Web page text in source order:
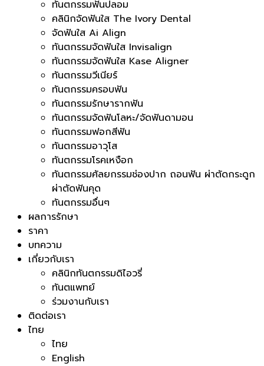
ทันตกรรมฟันปลอม
คลินิกจัดฟันใส The Ivory Dental
จัดฟันใส Ai Align
ทันตกรรมจัดฟันใส Invisalign
ทันตกรรมจัดฟันใส Kase Aligner
ทันตกรรมวีเนียร์
ทันตกรรมครอบฟัน
ทันตกรรมรักษารากฟัน
ทันตกรรมจัดฟันโลหะ/จัดฟันดามอน
ทันตกรรมฟอกสีฟัน
ทันตกรรมอาวุโส
ทันตกรรมโรคเหงือก
ทันตกรรมศัลยกรรมช่องปาก ถอนฟัน ผ่าตัดกระดูก
ผ่าตัดฟันคุด
ทันตกรรมอื่นๆ
ผลการรักษา
ราคา
บทความ
เกี่ยวกับเรา
คลินิกทันตกรรมดิไอวรี่
ทันตแพทย์
ร่วมงานกับเรา
ติดต่อเรา
ไทย
ไทย
English